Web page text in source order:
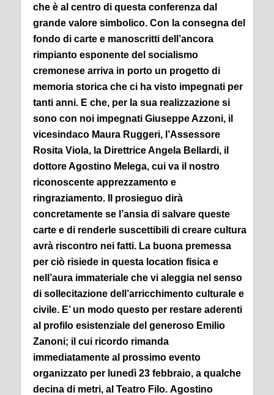
che è al centro di questa conferenza dal
grande valore simbolico. Con la consegna del
fondo di carte e manoscritti dell’ancora
rimpianto esponente del socialismo
cremonese arriva in porto un progetto di
memoria storica che ci ha visto impegnati per
tanti anni. E che, per la sua realizzazione si
sono con noi impegnati Giuseppe Azzoni, il
vicesindaco Maura Ruggeri, l’Assessore
Rosita Viola, la Direttrice Angela Bellardi, il
dottore Agostino Melega, cui va il nostro
riconoscente apprezzamento e
ringraziamento.
Il prosieguo dirà
concretamente se l’ansia di salvare queste
carte e di renderle suscettibili di creare cultura
avrà riscontro nei fatti. La buona premessa
per ciò risiede in questa location fisica e
nell’aura immateriale che vi aleggia nel senso
di sollecitazione dell’arricchimento culturale e
civile. E’ un modo questo per restare aderenti
al profilo esistenziale del generoso Emilio
Zanoni; il cui ricordo rimanda
immediatamente al prossimo evento
organizzato per lunedì 23 febbraio, a qualche
decina di metri, al Teatro Filo. Agostino